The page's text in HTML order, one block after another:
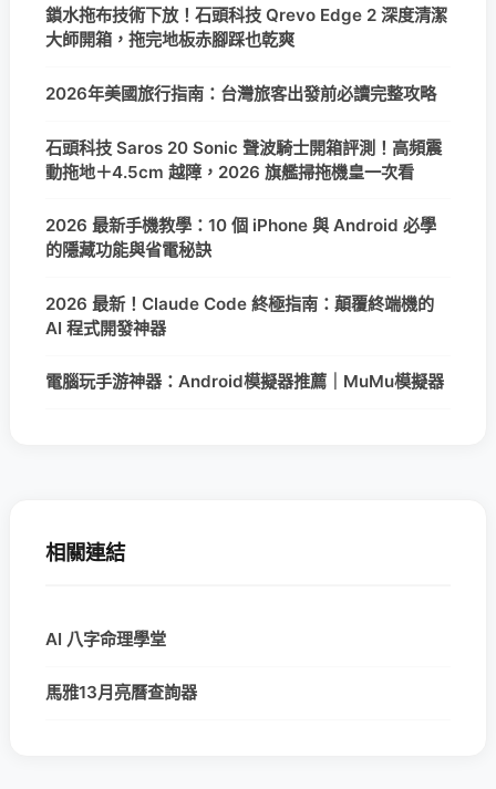
鎖水拖布技術下放！石頭科技 Qrevo Edge 2 深度清潔
大師開箱，拖完地板赤腳踩也乾爽
2026年美國旅行指南：台灣旅客出發前必讀完整攻略
石頭科技 Saros 20 Sonic 聲波騎士開箱評測！高頻震
動拖地＋4.5cm 越障，2026 旗艦掃拖機皇一次看
2026 最新手機教學：10 個 iPhone 與 Android 必學
的隱藏功能與省電秘訣
2026 最新！Claude Code 終極指南：顛覆終端機的
AI 程式開發神器
電腦玩手游神器：Android模擬器推薦｜MuMu模擬器
相關連結
AI 八字命理學堂
馬雅13月亮曆查詢器